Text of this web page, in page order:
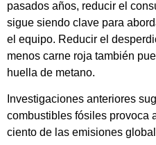
pasados años, reducir el
sigue siendo clave para
el equipo. Reducir el
menos carne roja también
huella de metano.
Investigaciones anteriores
combustibles fósiles provoca
ciento de las emisiones